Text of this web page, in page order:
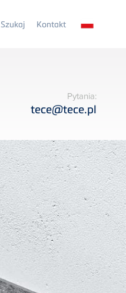
SzukajSecondary
Kontakt
Pytania:
tece@tece.pl